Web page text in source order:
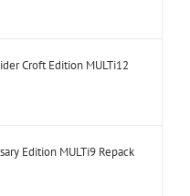
Croft Edition MULTi12
Edition MULTi9 Repack